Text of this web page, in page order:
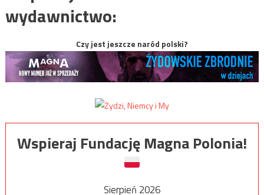
wydawnictwo:
Czy jest jeszcze naród polski?
Wspieraj Fundację Magna Polonia!
Sierpień 2026